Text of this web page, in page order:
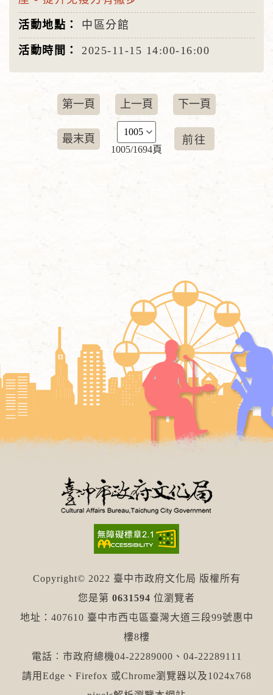
中區分館
2025-11-15 14:00-16:00
第一頁 上一頁 下一頁
最末頁
1005/1694頁
Copyright© 2022 臺中市政府文化局 版權所有
您是第 0631594 位瀏覽者
地址：407610 臺中市西屯區臺灣大道三段99號惠中
樓8樓
電話︰市政府總機04-22289000、04-22289111
請用Edge、Firefox 或Chrome瀏覽器以及1024x768